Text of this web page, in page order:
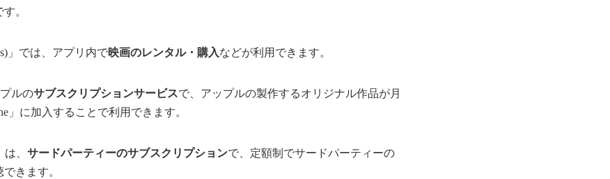
す。
」では、アプリ内で映画のレンタル・購入などが利用できます。
ルのサブスクリプションサービスで、アップルの製作するオリジナル作品が月
」に加入することで利用できます。
、 サードパーティーのサブスクリプションで、定額制でサードパーティーの
きます。